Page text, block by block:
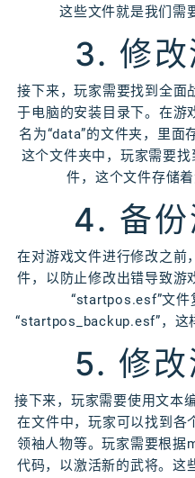
这些文件就是我们需
3. 修改
接下来，玩家需要找到全面
于电脑的安装目录下。在游
名为“data”的文件夹，里面
这个文件夹中，玩家需要
件，这个文件存储
4. 备份
在对游戏文件进行修改之前
件，以防止修改出错导致游
“startpos.esf”文件
“startpos_backup.esf”，这
5. 修改
接下来，玩家需要使用文本
在文件中，玩家可以找到各
领袖人物等。玩家需要根据
代码，以激活新的武将。这